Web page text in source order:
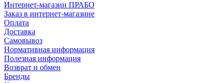
Интернет-магазин ПРАБО
Заказ в интернет-магазине
Оплата
Доставка
Самовывоз
Нормативная информация
Полезная информация
Возврат и обмен
Бренды